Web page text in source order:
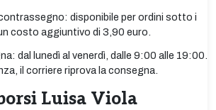
disponibile per ordini sotto i
costo aggiuntivo di 3,90 euro.
dal lunedì al venerdì, dalle 9:00 alle 19:00.
il corriere riprova la consegna.
Luisa Viola